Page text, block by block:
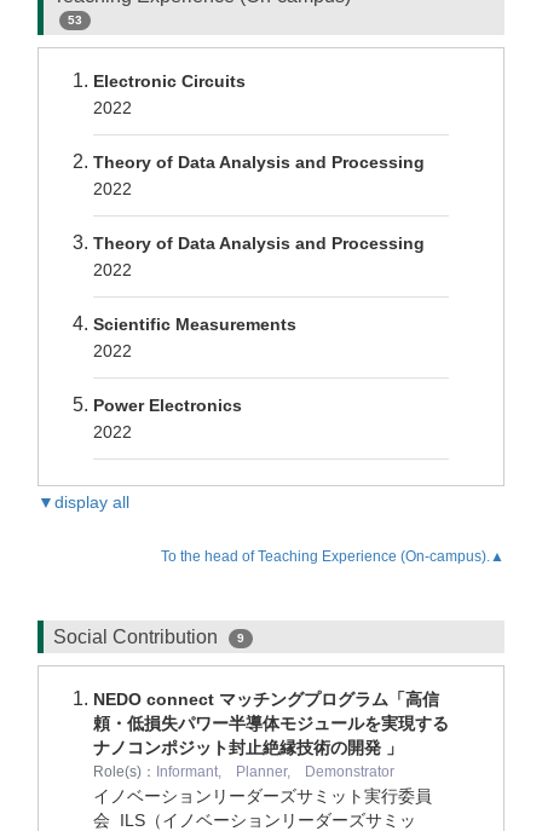
53
Electronic Circuits
2022
Theory of Data Analysis and Processing
2022
Theory of Data Analysis and Processing
2022
Scientific Measurements
2022
Power Electronics
2022
▼display all
To the head of Teaching Experience (On-campus).▲
Social Contribution 9
NEDO connect マッチングプログラム「高信
頼・低損失パワー半導体モジュールを実現する
ナノコンポジット封止絶縁技術の開発 」
Role(s)： Informant, Planner, Demonstrator
イノベーションリーダーズサミット実行委員
会 ILS（イノベーションリーダーズサミッ